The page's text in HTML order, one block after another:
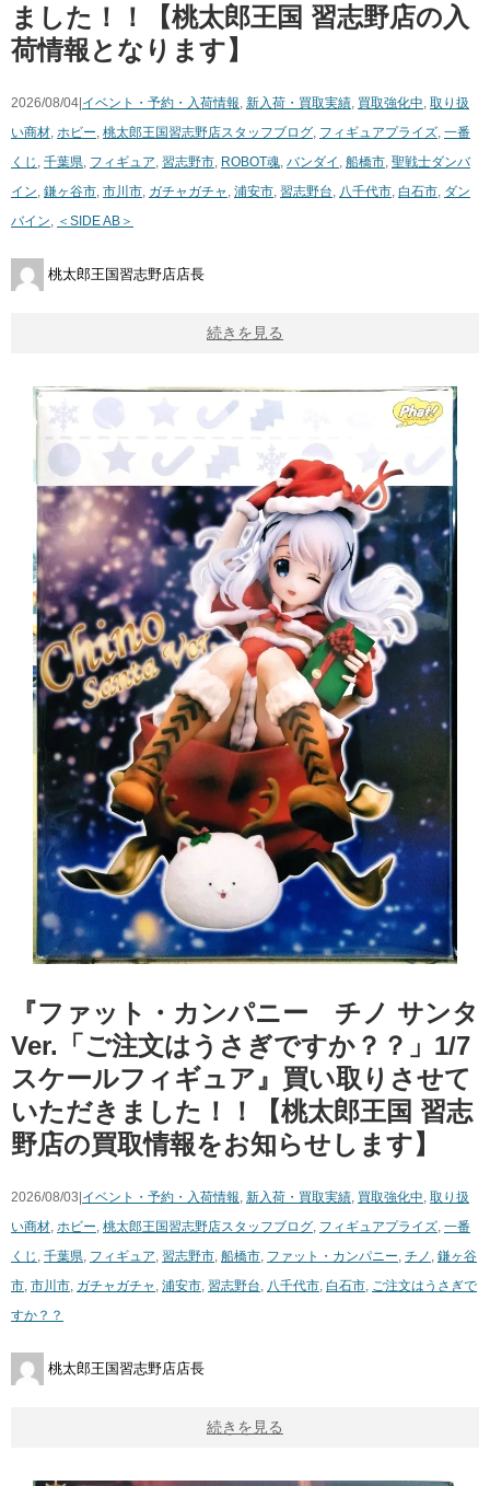
ました！！【桃太郎王国 習志野店の入
荷情報となります】
2026/08/04|イベント・予約・入荷情報, 新入荷・買取実績, 買取強化中, 取り扱
い商材, ホビー, 桃太郎王国習志野店スタッフブログ, フィギュアプライズ, 一番
くじ , 千葉県, フィギュア, 習志野市, ROBOT魂, バンダイ , 船橋市, 聖戦士ダンバ
イン, 鎌ヶ谷市, 市川市, ガチャガチャ , 浦安市, 習志野台, 八千代市, 白石市, ダン
バイン, ＜SIDE ​AB＞
桃太郎王国習志野店店長
続きを見る
『ファット・カンパニー チノ サンタ
Ver.「ご注文はうさぎですか？？」1/7
スケールフィギュア』買い取りさせて
いただきました！！【桃太郎王国 習志
野店の買取情報をお知らせします】
2026/08/03| イベント・予約・入荷情報, 新入荷・買取実績, 買取強化中, 取り扱
い商材, ホビー, 桃太郎王国習志野店スタッフブログ, フィギュアプライズ, 一番
くじ , 千葉県, フィギュア, 習志野市, 船橋市, ファット・カンパニー, チノ , 鎌ヶ谷
市, 市川市, ガチャガチャ , 浦安市, 習志野台, 八千代市, 白石市, ご注文はうさぎで
すか？？
桃太郎王国習志野店店長
続きを見る